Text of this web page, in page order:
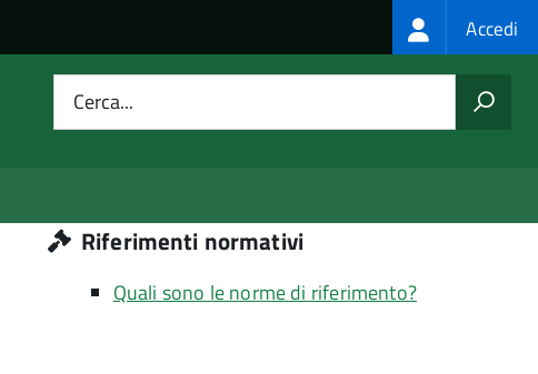
Login
menu
Accedi
Cerca...
Riferimenti normativi
Quali sono le norme di riferimento?